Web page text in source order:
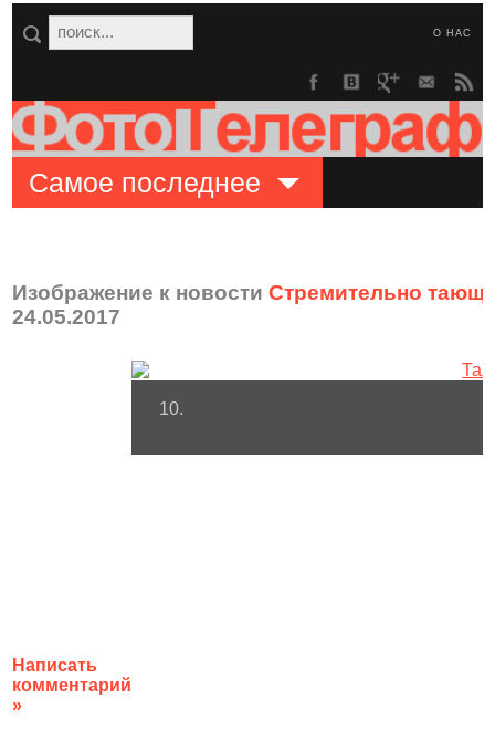
О НАС
Самое последнее
Изображение к новостиСтремительно
24.05.2017
Написать
комментарий
»
10.